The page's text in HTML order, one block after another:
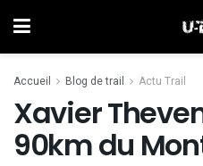
Accueil Blog de trail Actu Trail
Xavier
90km du